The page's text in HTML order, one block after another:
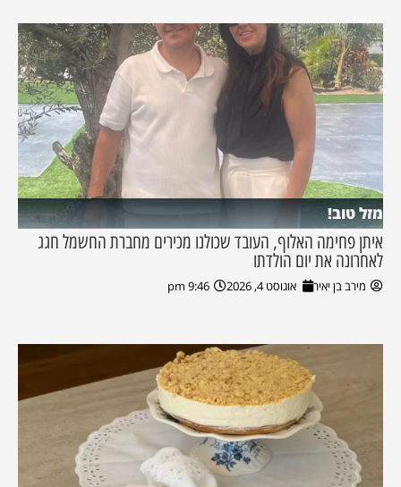
מזל טוב!
איתן פחימה האלוף, העובד שכולנו מכירים מחברת החשמל חגג
לאחרונה את יום הולדתו
מירב בן יאיר אוגוסט 4, 2026 9:46 pm